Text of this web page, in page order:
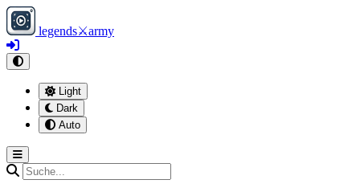
legends⚔army
Light
Dark
Auto